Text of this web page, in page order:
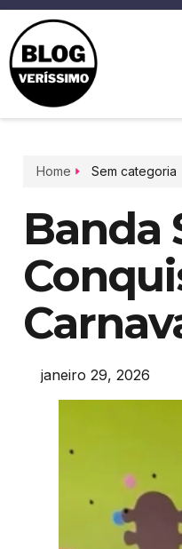
Home Sem categoria
Banda
janeiro 29, 2026